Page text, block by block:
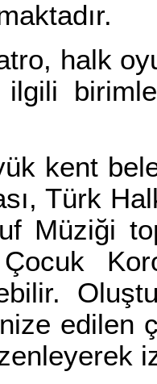
ilgili
Türk
Müziği